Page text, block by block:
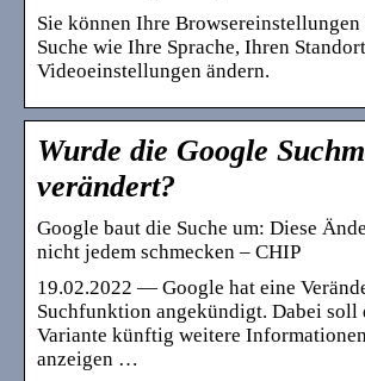
Sie können Ihre
Suche wie Ihre Sprache, Ihren
Videoeinstellungen ändern.
Wurde die Google
verändert?
Google baut die Suche um: Diese
nicht jedem schmecken – CHIP
19.02.2022 — Google hat eine
Suchfunktion angekündigt. Dabei soll
Variante künftig weitere
anzeigen …